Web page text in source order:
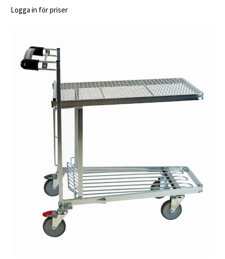
Logga in för priser